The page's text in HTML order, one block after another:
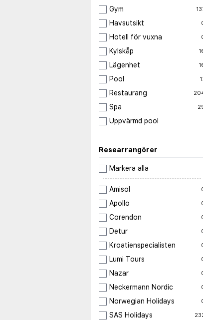
Gym
Havsutsikt
Hotell för vuxna
Kylskåp
Lägenhet
Pool
Restaurang
Spa
Uppvärmd pool
Researrangörer
Markera alla
Amisol
Apollo
Corendon
Detur
Kroatienspecialisten
Lumi Tours
Nazar
Neckermann Nordic
Norwegian Holidays
SAS Holidays